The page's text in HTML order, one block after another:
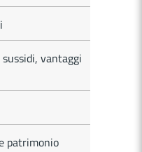
vantaggi
patrimonio